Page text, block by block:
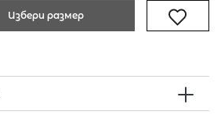
Избери размер